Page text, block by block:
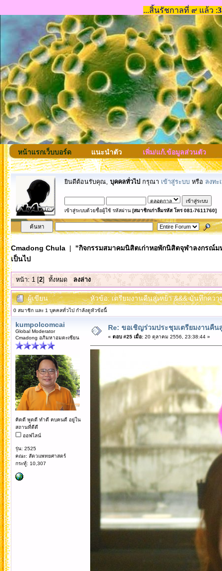
หน้าแรกเว็บบอร์ด แนะนำตัว เพิ่ม/แก้.ข้อมูลส่วนตัว
ยินดีต้อนรับคุณ, บุคคลทั่วไป กรุณา เข้าสู่ระบบ หรือ ลงทะ
เข้าสู่ระบบด้วยชื่อผู้ใช้ รหัสผ่าน [สมาชิกเก่าลืมรหัส โทร 081-7611760]
Cmadong Chula| "กิจกรรมสมาคมนิสิตเก่าหอพักนิสิตจุฬาลงกรณ์ม
เป็นไป
หน้า:1[2]ทั้งหมด ลงล่าง
ผู้เขียน หัวข้อ: เตรียมงานคืนสู่เหย้า &&& บันทึกคว
0 สมาชิก และ 1 บุคคลทั่วไป กำลังดูหัวข้อนี้
kumpolcomcai
Global Moderator
Cmadong อภิมหาอมตะเซียน
คิดดี พูดดี ทำดี คบคนดี อยู่ใน
สถานที่ดีดี
ออฟไลน์
รุ่น: 2525
คณะ: สัตวแพทยศาสตร์
กระทู้: 10,307
Re: ขอเชิญร่วมประชุมเตรียมงานคืน
« ตอบ #25 เมื่อ:20 ตุลาคม 2556, 23:38:44 »